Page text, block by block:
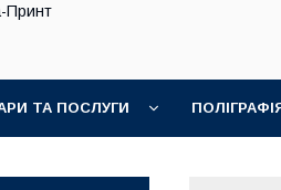
Принт
ТА ПОСЛУГИ